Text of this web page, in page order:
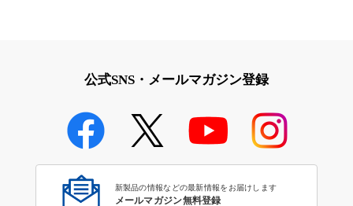
公式SNS・メールマガジン登録
新製品の情報などの最新情報をお届けします
メールマガジン無料登録